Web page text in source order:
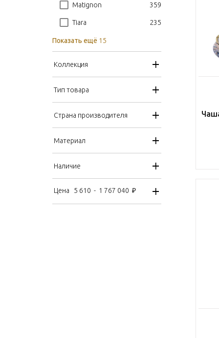
Matignon 359
Tiara 235
Показать ещё 15
Коллекция
Тип товара
Страна производителя
Материал
Наличие
Цена 5 610 - 1 767 040 ₽